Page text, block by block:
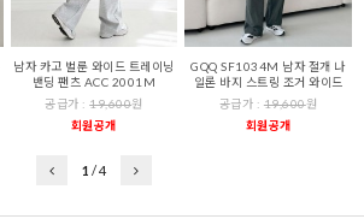
남자 카고 벌룬 와이드 트레이닝
밴딩 팬츠 ACC 2001M
공급가 :19,600원
회원공개
GQQ SF1034M 남자 절개 나
일론 바지 스트링 조거 와이드
공급가 : 19,600원
회원공개
1 /4